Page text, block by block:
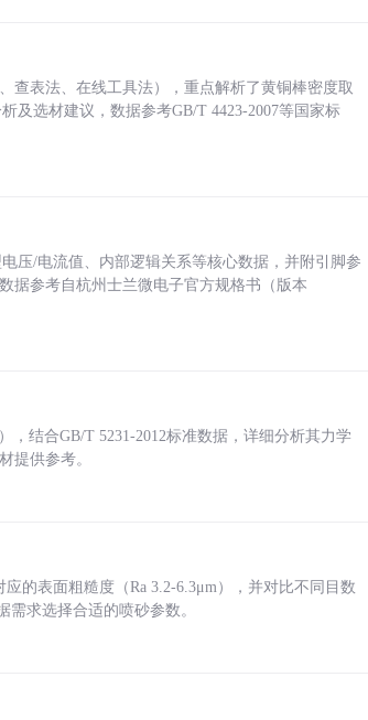
查表法、在线工具法），重点解析了黄铜棒密度取
及选材建议，数据参考GB/T 4423-2007等国家标
压/电流值、内部逻辑关系等核心数据，并附引脚参
据参考自杭州士兰微电子官方规格书（版本
结合GB/T 5231-2012标准数据，详细分析其力学
提供参考。
的表面粗糙度（Ra 3.2-6.3μm），并对比不同目数
需求选择合适的喷砂参数。